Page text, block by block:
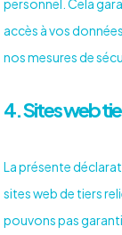
personnel. Cela
accès à vos
nos mesures de
4. Sites web
La présente
sites web de tiers
pouvons pas